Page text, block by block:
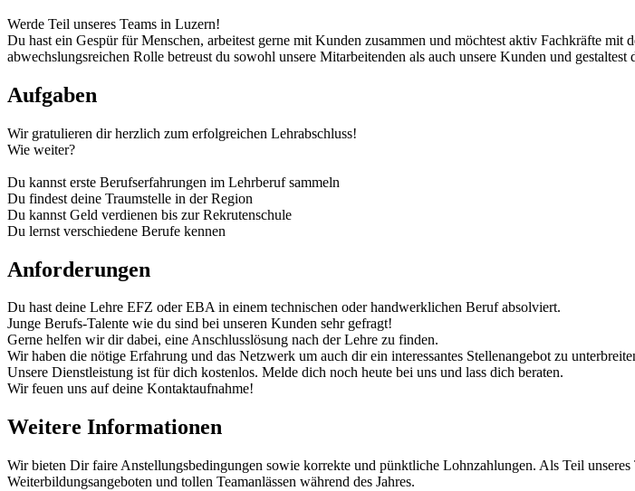
Werde Teil unseres Teams in Luzern!
Du hast ein Gespür für Menschen, arbeitest gerne mit Kunden zusammen und möchtest aktiv Fachkräfte
abwechslungsreichen Rolle betreust du sowohl unsere Mitarbeitenden als auch unsere Kunden und gestaltest
Aufgaben
Wir gratulieren dir herzlich zum erfolgreichen Lehrabschluss!
Wie weiter?
Du kannst erste Berufserfahrungen im Lehrberuf sammeln
Du findest deine Traumstelle in der Region
Du kannst Geld verdienen bis zur Rekrutenschule
Du lernst verschiedene Berufe kennen
Anforderungen
Du hast deine Lehre EFZ oder EBA in einem technischen oder handwerklichen Beruf absolviert.
Junge Berufs-Talente wie du sind bei unseren Kunden sehr gefragt!
Gerne helfen wir dir dabei, eine Anschlusslösung nach der Lehre zu finden.
Wir haben die nötige Erfahrung und das Netzwerk um auch dir ein interessantes Stellenangebot zu
Unsere Dienstleistung ist für dich kostenlos. Melde dich noch heute bei uns und lass dich beraten.
Wir feuen uns auf deine Kontaktaufnahme!
Weitere Informationen
Wir bieten Dir faire Anstellungsbedingungen sowie korrekte und pünktliche Lohnzahlungen. Als Teil
Weiterbildungsangeboten und tollen Teamanlässen während des Jahres.